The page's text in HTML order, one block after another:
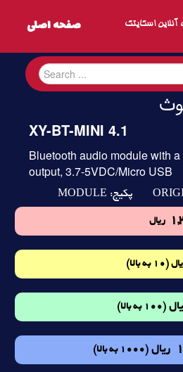
آنلاین اسکایتک
XY-BT-MINI 4.1
Bluetooth audio module with
output, 3.7-5VDC/Micro USB
پکیج: MODULE
ریال
(10 به بالا)
(100 به بالا)
ریال (1000 به بالا)